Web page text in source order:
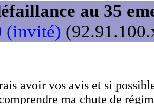
au 35
(invité)
avoir vos avis et si
ma chute de